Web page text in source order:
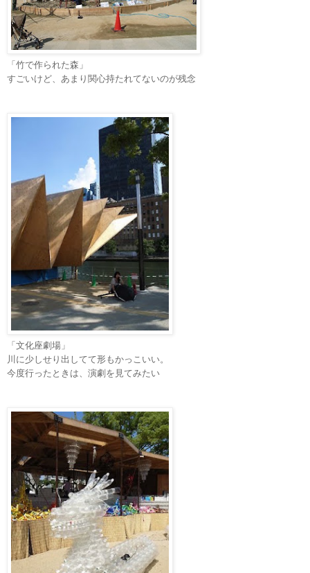
「竹で作られた森」
すごいけど、あまり関心持たれてないのが残念
「文化座劇場」
川に少しせり出してて形もかっこいい。
今度行ったときは、演劇を見てみたい